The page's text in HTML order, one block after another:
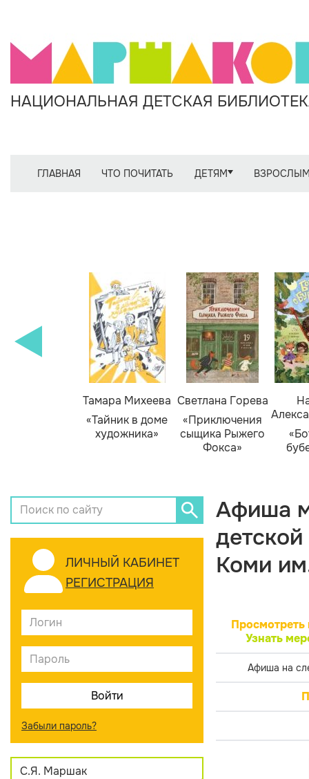
НАЦИОНАЛЬНАЯ ДЕТСКАЯ
ГЛАВНАЯ ЧТО ПОЧИТАТЬ ДЕТЯМ
Тамара Михеева
«Тайник в доме
художника»
Светлана Горева
«Приключения
сыщика Рыжего
Фокса»
ЛИЧНЫЙ КАБИНЕТ
РЕГИСТРАЦИЯ
Забыли пароль?
С.Я. Маршак
Афиша
Коми
Просмотреть
Узнать
Афиша на